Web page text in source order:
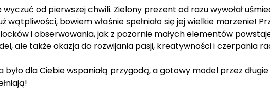
od pierwszej chwili. Zielony prezent od razu wywołał
wątpliwości, bowiem właśnie spełniało się jej wielkie marzenie!
i obserwowania, jak z pozornie małych elementów
ale także okazja do rozwijania pasji, kreatywności i czerpania
było dla Ciebie wspaniałą przygodą, a gotowy model przez